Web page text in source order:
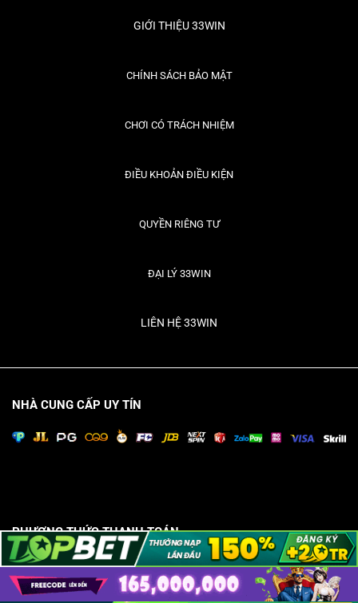
GIỚI THIỆU 33WIN
CHÍNH SÁCH BẢO MẬT
CHƠI CÓ TRÁCH NHIỆM
ĐIỀU KHOẢN ĐIỀU KIỆN
QUYỀN RIÊNG TƯ
ĐẠI LÝ 33WIN
LIÊN HỆ 33WIN
NHÀ CUNG CẤP UY TÍN
PHƯƠNG THỨC THANH TOÁN